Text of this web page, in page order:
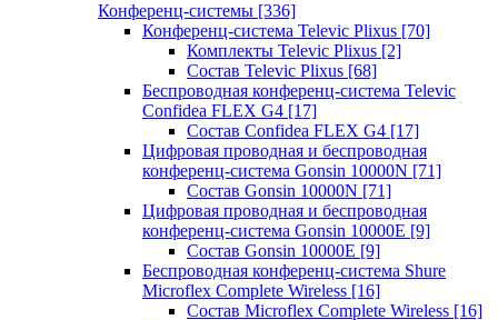
Конференц-системы [336]
Конференц-система Televic Plixus [70]
Комплекты Televic Plixus [2]
Состав Televic Plixus [68]
Беспроводная конференц-система Televic
Confidea FLEX G4 [17]
Состав Confidea FLEX G4 [17]
Цифровая проводная и беспроводная
конференц-система Gonsin 10000N [71]
Состав Gonsin 10000N [71]
Цифровая проводная и беспроводная
конференц-система Gonsin 10000E [9]
Состав Gonsin 10000E [9]
Беспроводная конференц-система Shure
Microflex Complete Wireless [16]
Состав Microflex Complete Wireless [16]